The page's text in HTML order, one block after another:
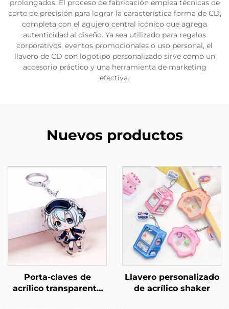
prolongados. El proceso de fabricación emplea técnicas de
corte de precisión para lograr la característica forma de CD,
completa con el agujero central icónico que agrega
autenticidad al diseño. Ya sea utilizado para regalos
corporativos, eventos promocionales o uso personal, el
llavero de CD con logotipo personalizado sirve como un
accesorio práctico y una herramienta de marketing
efectiva.
Nuevos productos
Porta-claves de
acrílico transparente
Llavero personalizado
de acrílico shaker